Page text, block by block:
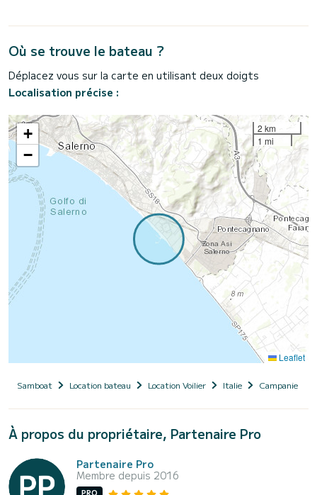
Où se trouve le bateau ?
Déplacez vous sur la carte en utilisant deux doigts
Localisation précise :
+
−
2 km
1 mi
Leaflet
Samboat Location bateau Location Voilier Italie Campanie
À propos du propriétaire, Partenaire Pro
Partenaire Pro
Membre depuis 2016
PRO